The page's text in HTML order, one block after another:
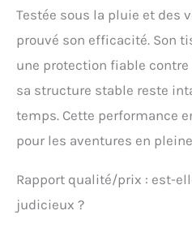
les
pour
Testée sous la pluie et des
prouvé son efficacité. Son
une protection fiable
sa structure stable reste
temps. Cette performance
pour les aventures en
Rapport qualité/prix : est-
judicieux ?